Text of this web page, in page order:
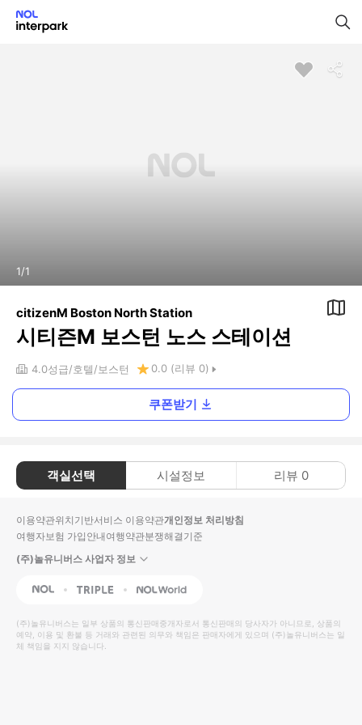
1/1
citizenM Boston North Station
시티즌M 보스턴 노스 스테이션
4.0성급 호텔 보스턴 0.0 (리뷰 0)
쿠폰받기
객실선택 시설정보 리뷰 0
이용약관위치기반서비스 이용약관개인정보 처리방침
여행자보험 가입안내여행약관분쟁해결기준
(주)놀유니버스 사업자 정보
NOL Triple Interpark Global
(주)놀유니버스는 일부 상품의 통신판매중개자로서 통신판매의 당사자가 아니므로, 상품의
예약, 이용 및 환불 등 거래와 관련된 의무와 책임은 판매자에게 있으며 (주)놀유니버스는 일
체 책임을 지지 않습니다.